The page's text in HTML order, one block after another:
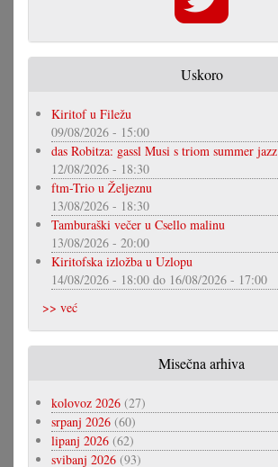
Uskoro
Kiritof u Filežu
09/08/2026 - 15:00
das Robitza: gassl Musi s triom summer jazz
12/08/2026 - 18:30
ftm-Trio u Željeznu
13/08/2026 - 18:30
Tamburaški večer u Csello malinu
13/08/2026 - 20:00
Kiritofska izložba u Uzlopu
14/08/2026 - 18:00 do 16/08/2026 - 17:00
>> već
Misečna arhiva
kolovoz 2026 (27)
srpanj 2026 (60)
lipanj 2026 (62)
svibanj 2026 (93)